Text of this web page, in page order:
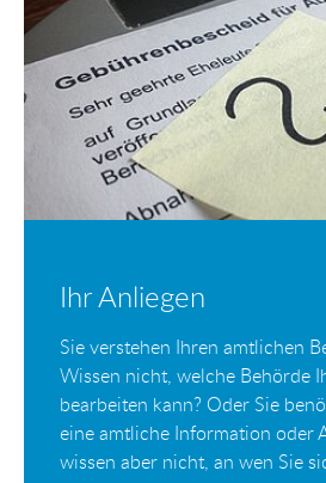
Ihr Anliegen
Sie verstehen Ihren amtlichen
Wissen nicht, welche Behörde
bearbeiten kann? Oder Sie
eine amtliche Information oder
wissen aber nicht, an wen Sie